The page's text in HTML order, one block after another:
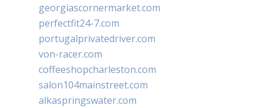
georgiascornermarket.com
perfectfit24-7.com
portugalprivatedriver.com
von-racer.com
coffeeshopcharleston.com
salon104mainstreet.com
alkaspringswater.com